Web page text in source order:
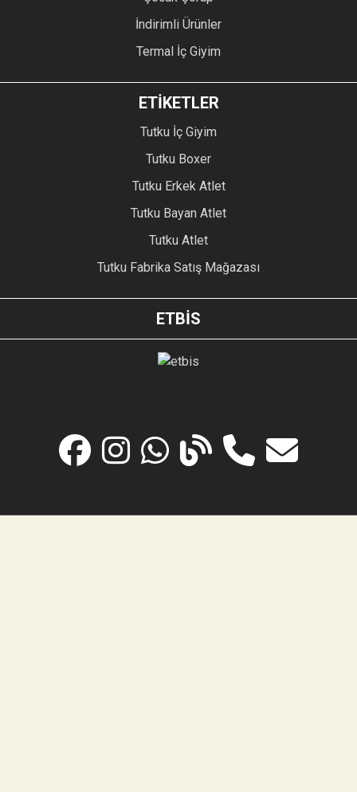
İndirimli Ürünler
Termal İç Giyim
ETİKETLER
Tutku İç Giyim
Tutku Boxer
Tutku Erkek Atlet
Tutku Bayan Atlet
Tutku Atlet
Tutku Fabrika Satış Mağazası
ETBİS